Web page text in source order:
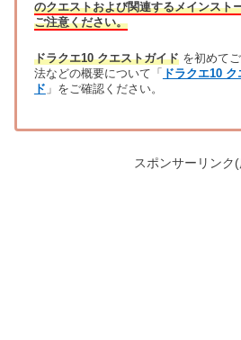
のクエストおよび関連するメインスト
ご注意ください。
ドラクエ10 クエストガイドを初めて
法などの概要について「
ドラクエ10
ド 」をご確認ください。
スポンサーリンク